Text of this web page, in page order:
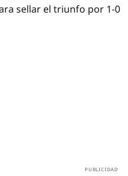
sellar el triunfo por 1-0